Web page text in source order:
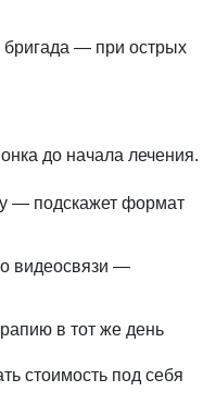
бригада — при острых
до начала лечения.
— подскажет формат
видеосвязи —
в тот же день
стоимость под себя